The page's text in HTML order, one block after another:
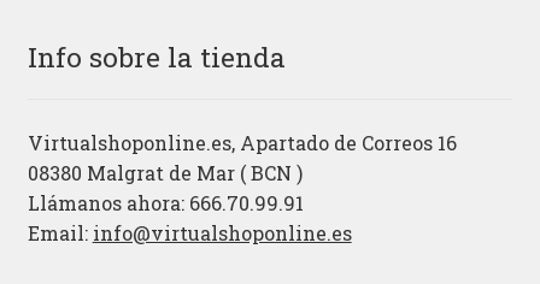
Info sobre la tienda
Virtualshoponline.es, Apartado de Correos 16
08380 Malgrat de Mar ( BCN )
Llámanos ahora: 666.70.99.91
Email: info@virtualshoponline.es